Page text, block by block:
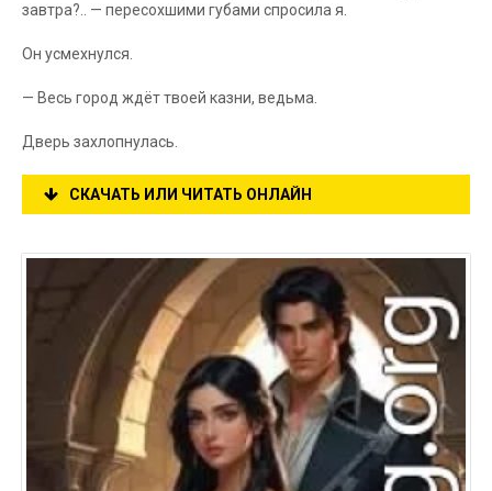
завтра?.. — пересохшими губами спросила я.
Он усмехнулся.
— Весь город ждёт твоей казни, ведьма.
Дверь захлопнулась.
СКАЧАТЬ ИЛИ ЧИТАТЬ ОНЛАЙН